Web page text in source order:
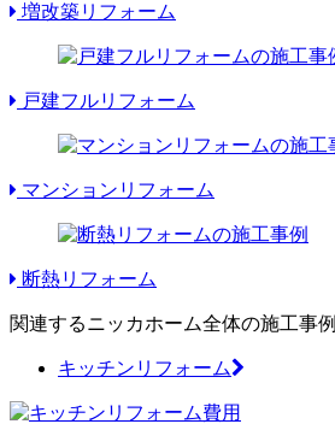
増改築リフォーム
戸建フルリフォーム
マンションリフォーム
断熱リフォーム
関連するニッカホーム全体の施工事例
キッチンリフォーム